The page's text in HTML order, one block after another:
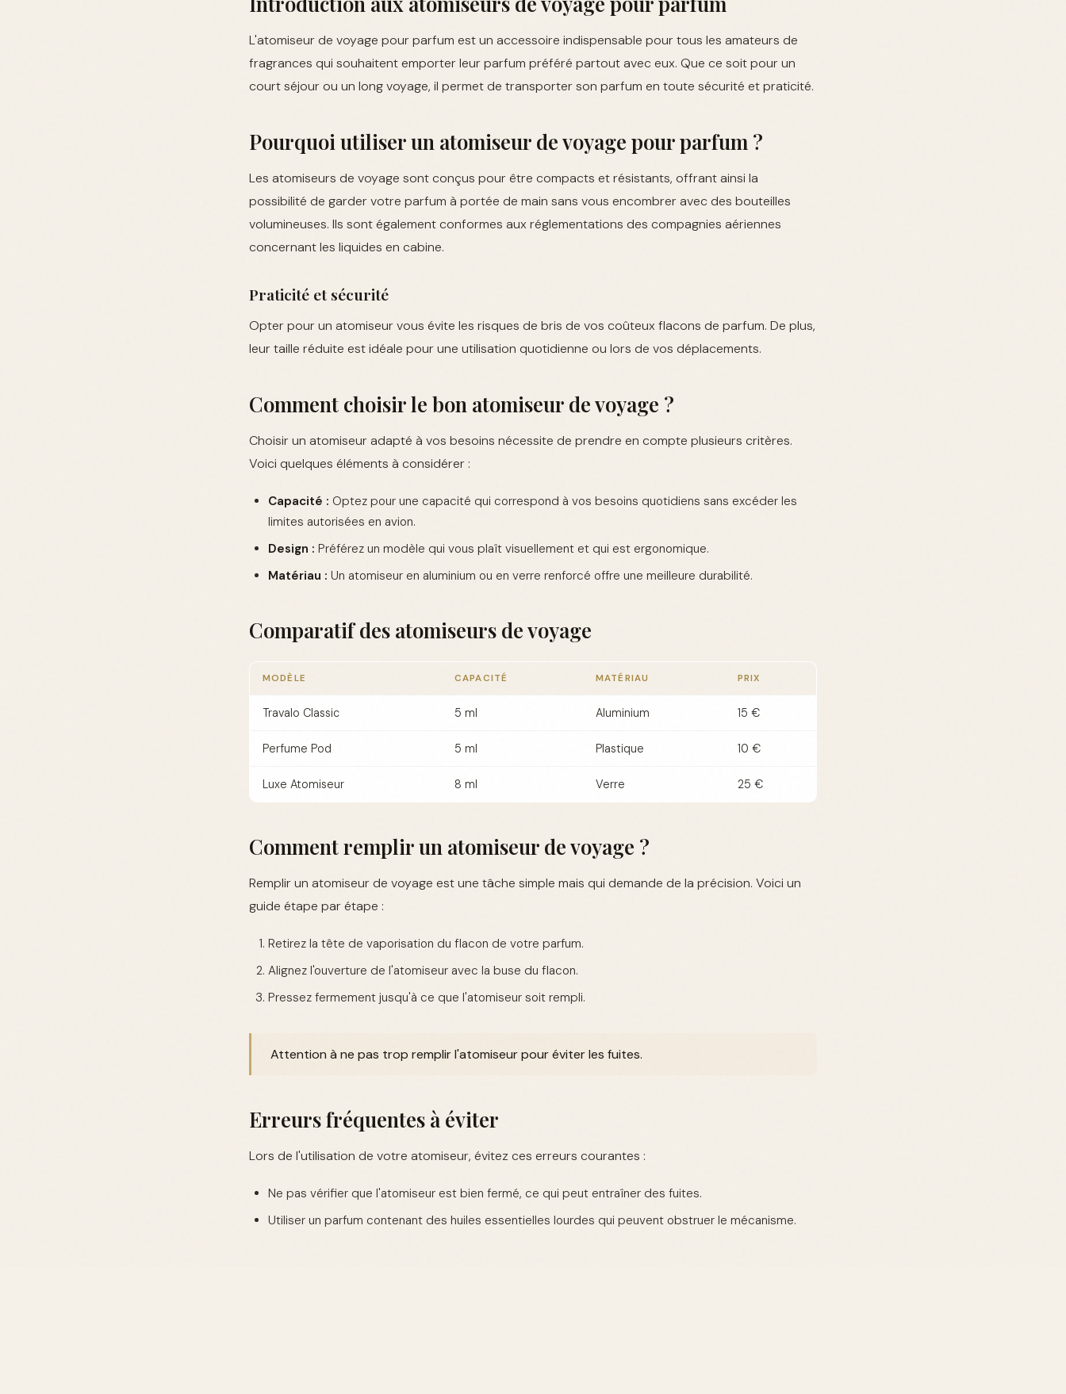
L'atomiseur de voyage pour parfum est un accessoire indispensable pour tous les amateurs de
fragrances qui souhaitent emporter leur parfum préféré partout avec eux. Que ce soit pour un
court séjour ou un long voyage, il permet de transporter son parfum en toute sécurité et praticité.
Pourquoi utiliser un atomiseur de voyage pour parfum ?
Les atomiseurs de voyage sont conçus pour être compacts et résistants, offrant ainsi la
possibilité de garder votre parfum à portée de main sans vous encombrer avec des bouteilles
volumineuses. Ils sont également conformes aux réglementations des compagnies aériennes
concernant les liquides en cabine.
Praticité et sécurité
Opter pour un atomiseur vous évite les risques de bris de vos coûteux flacons de parfum. De plus,
leur taille réduite est idéale pour une utilisation quotidienne ou lors de vos déplacements.
Comment choisir le bon atomiseur de voyage ?
Choisir un atomiseur adapté à vos besoins nécessite de prendre en compte plusieurs critères.
Voici quelques éléments à considérer :
Capacité : Optez pour une capacité qui correspond à vos besoins quotidiens sans excéder les
limites autorisées en avion.
Design : Préférez un modèle qui vous plaît visuellement et qui est ergonomique.
Matériau : Un atomiseur en aluminium ou en verre renforcé offre une meilleure durabilité.
Comparatif des atomiseurs de voyage
MODÈLE CAPACITÉ MATÉRIAU PRIX
Travalo Classic 5 ml Aluminium 15 €
Perfume Pod 5 ml Plastique 10 €
Luxe Atomiseur 8 ml Verre 25 €
Comment remplir un atomiseur de voyage ?
Remplir un atomiseur de voyage est une tâche simple mais qui demande de la précision. Voici un
guide étape par étape :
Retirez la tête de vaporisation du flacon de votre parfum.
Alignez l'ouverture de l'atomiseur avec la buse du flacon.
Pressez fermement jusqu'à ce que l'atomiseur soit rempli.
Attention à ne pas trop remplir l'atomiseur pour éviter les fuites.
Erreurs fréquentes à éviter
Lors de l'utilisation de votre atomiseur, évitez ces erreurs courantes :
Ne pas vérifier que l'atomiseur est bien fermé, ce qui peut entraîner des fuites.
Utiliser un parfum contenant des huiles essentielles lourdes qui peuvent obstruer le mécanisme.